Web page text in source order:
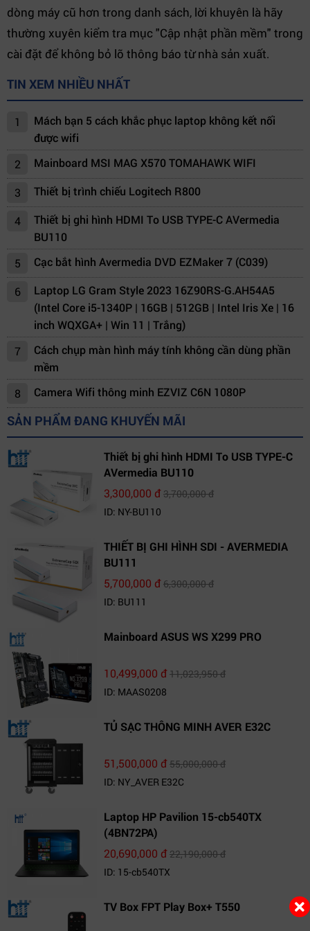
dòng máy cũ hơn trong danh sách, lời khuyên là hãy
thường xuyên kiểm tra mục "Cập nhật phần mềm" trong
cài đặt để không bỏ lỡ thông báo từ nhà sản xuất.
TIN XEM NHIỀU NHẤT
1
Mách bạn 5 cách khắc phục laptop không kết nối
được wifi
2
Mainboard MSI MAG X570 TOMAHAWK WIFI
3 Thiết bị trình chiếu Logitech R800
4
Thiết bị ghi hình HDMI To USB TYPE-C AVermedia
BU110
5
Cạc bắt hình Avermedia DVD EZMaker 7 (C039)
6
Laptop LG Gram Style 2023 16Z90RS-G.AH54A5
(Intel Core i5-1340P | 16GB | 512GB | Intel Iris Xe | 16
inch WQXGA+ | Win 11 | Trắng)
7
Cách chụp màn hình máy tính không cần dùng phần
mềm
8
Camera Wifi thông minh EZVIZ C6N 1080P
SẢN PHẨM ĐANG KHUYẾN MÃI
Thiết bị ghi hình HDMI To USB TYPE-C
AVermedia BU110
3,300,000 đ3,700,000 đ
ID: NY-BU110
THIẾT BỊ GHI HÌNH SDI - AVERMEDIA
BU111
5,700,000 đ6,300,000 đ
ID: BU111
Mainboard ASUS WS X299 PRO
10,499,000 đ11,023,950 đ
ID: MAAS0208
TỦ SẠC THÔNG MINH AVER E32C
51,500,000 đ55,000,000 đ
ID: NY_AVER E32C
Laptop HP Pavilion 15-cb540TX
(4BN72PA)
20,690,000 đ22,190,000 đ
ID: 15-cb540TX
TV Box FPT Play Box+ T550